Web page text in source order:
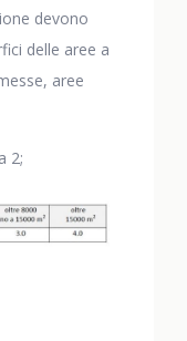
devono
delle aree a
aree
2;